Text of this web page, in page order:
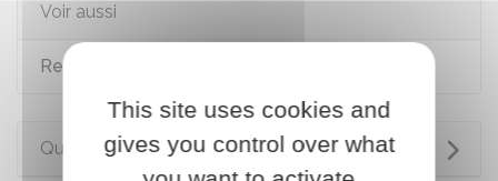
Voir aussi
Ressources financières d'une association
Questions ? Réponses !
This site uses cookies and
gives you control over what